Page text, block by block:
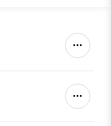
Autres
Autres